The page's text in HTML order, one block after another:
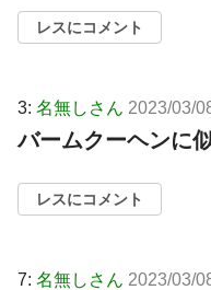
レスにコメント
3: 名無しさん 2023/03/
バームクーヘンに
レスにコメント
7: 名無しさん 2023/03/